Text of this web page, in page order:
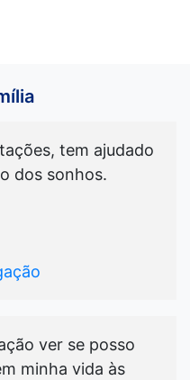
tem ajudado
dos sonhos.
ver se posso
minha vida às